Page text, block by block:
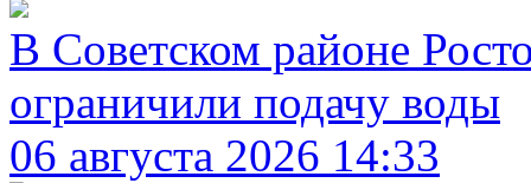
В Советском районе
ограничили подачу воды
06 августа 2026 14:33